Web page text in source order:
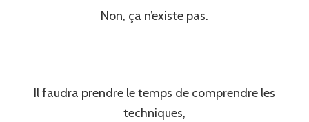
Non, ça n’existe pas.
Il faudra prendre le temps de comprendre les
techniques,